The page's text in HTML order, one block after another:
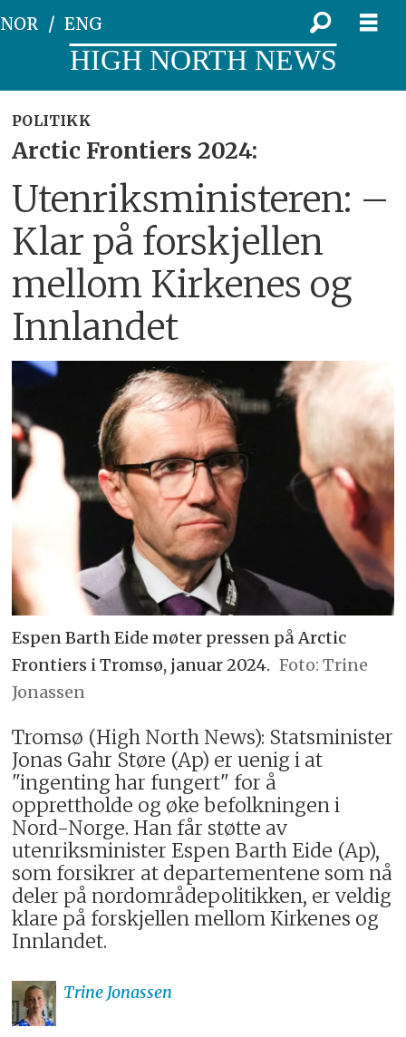
NOR ENG
HIGH NORTH NEWS
POLITIKK
Arctic Frontiers 2024:
Utenriksministeren: –
Klar på forskjellen
mellom Kirkenes og
Innlandet
Espen Barth Eide møter pressen på Arctic
Frontiers i Tromsø, januar 2024.
Trine
Jonassen
Tromsø (High North News): Statsminister
Jonas Gahr Støre (Ap) er uenig i at
"ingenting har fungert" for å
opprettholde og øke befolkningen i
Nord-Norge. Han får støtte av
utenriksminister Espen Barth Eide (Ap),
som forsikrer at departementene som nå
deler på nordområdepolitikken, er veldig
klare på forskjellen mellom Kirkenes og
Innlandet.
Trine Jonassen